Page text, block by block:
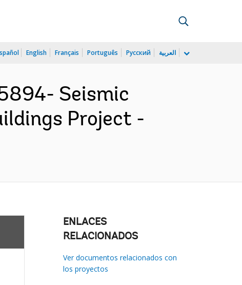
English Français Português Русский العربية
Seismic
Project -
ENLACES
RELACIONADOS
Ver documentos relacionados con
los proyectos